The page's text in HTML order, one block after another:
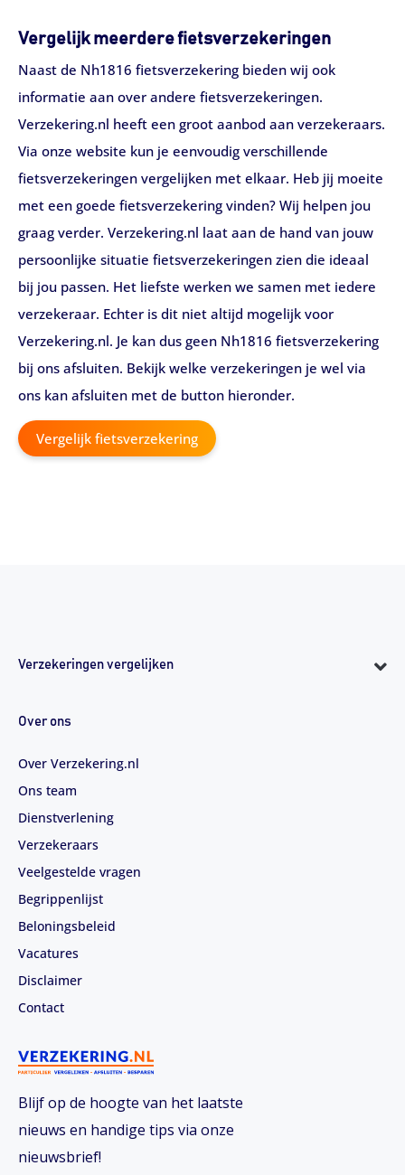
Vergelijk meerdere fietsverzekeringen
Naast de Nh1816 fietsverzekering bieden wij ook
informatie aan over andere fietsverzekeringen.
Verzekering.nl heeft een groot aanbod aan verzekeraars.
Via onze website kun je eenvoudig verschillende
fietsverzekeringen vergelijken met elkaar. Heb jij moeite
met een goede fietsverzekering vinden? Wij helpen jou
graag verder. Verzekering.nl laat aan de hand van jouw
persoonlijke situatie fietsverzekeringen zien die ideaal
bij jou passen. Het liefste werken we samen met iedere
verzekeraar. Echter is dit niet altijd mogelijk voor
Verzekering.nl. Je kan dus geen Nh1816 fietsverzekering
bij ons afsluiten. Bekijk welke verzekeringen je wel via
ons kan afsluiten met de button hieronder.
Vergelijk fietsverzekering
Blijf op de hoogte van het laatste
nieuws en handige tips via onze
nieuwsbrief!
Verzekeringen vergelijken
Over ons
Over Verzekering.nl
Ons team
Dienstverlening
Verzekeraars
Veelgestelde vragen
Begrippenlijst
Beloningsbeleid
Vacatures
Disclaimer
Contact